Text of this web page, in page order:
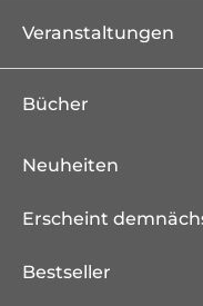
Veranstaltungen
Bücher
Neuheiten
Erscheint
Bestseller